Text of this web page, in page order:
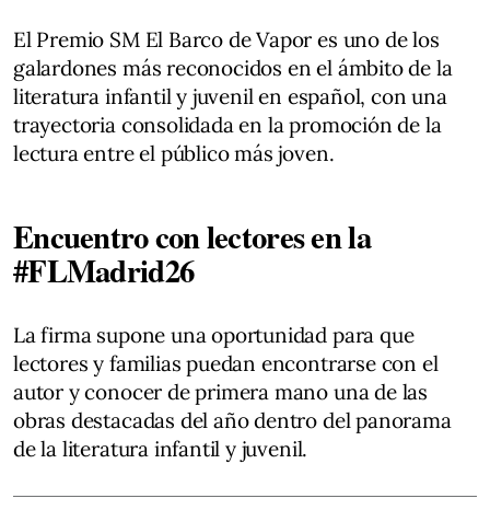
El Premio SM El Barco de Vapor es uno de los
galardones más reconocidos en el ámbito de la
literatura infantil y juvenil en español, con una
trayectoria consolidada en la promoción de la
lectura entre el público más joven.
Encuentro con lectores en la
#FLMadrid26
La firma supone una oportunidad para que
lectores y familias puedan encontrarse con el
autor y conocer de primera mano una de las
obras destacadas del año dentro del panorama
de la literatura infantil y juvenil.